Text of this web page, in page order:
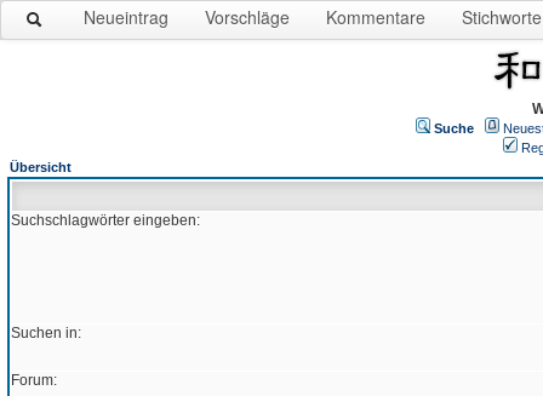
Neueintrag Vorschläge Kommentare Stichworte
Suche
Übersicht
Suchschlagwörter eingeben:
Suchen in:
Forum: